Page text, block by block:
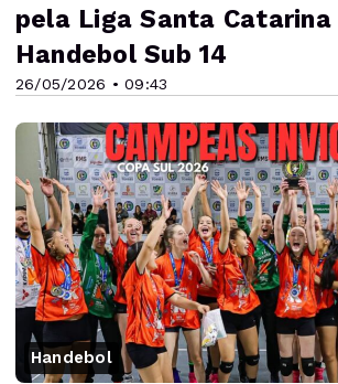
26/05/2026 • 09:43
pela Liga Santa Catarina
Handebol Sub 14
Handebol